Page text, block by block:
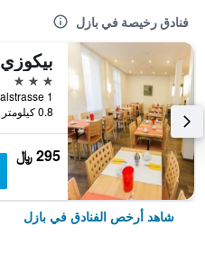
فنادق رخيصة في بازل
3 نجوم
0.8 كيلومتر عن وسط المدينة
295 ﷼
شاهد أرخص الفنادق في بازل